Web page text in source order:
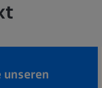
unseren